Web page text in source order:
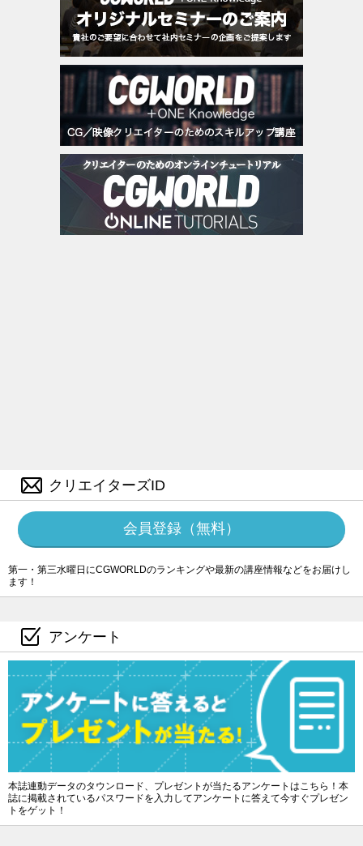
クリエイターズID
会員登録（無料）
第一・第三水曜日にCGWORLDのランキングや最新の講座情報などをお届けし
ます！
アンケート
本誌連動データのタウンロード、プレゼントが当たるアンケートはこちら！本
誌に掲載されているパスワードを入力してアンケートに答えて今すぐプレゼン
トをゲット！